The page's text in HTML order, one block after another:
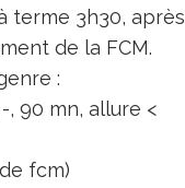
terme 3h30, après
de la FCM.
:
, 90 mn, allure <
fcm)